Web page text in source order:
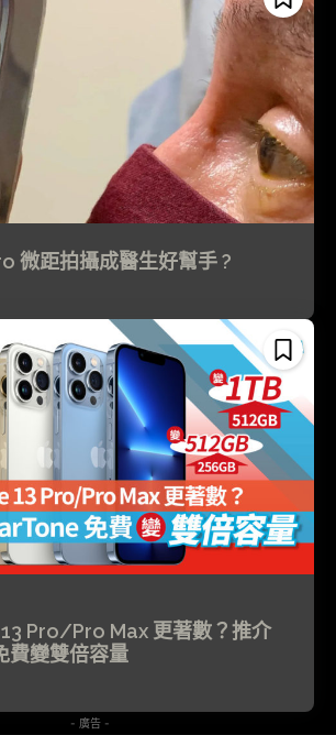
微距拍攝成醫生好幫手 ?
Pro/Pro Max 更著數？推介
費變雙倍容量
- 廣告 -